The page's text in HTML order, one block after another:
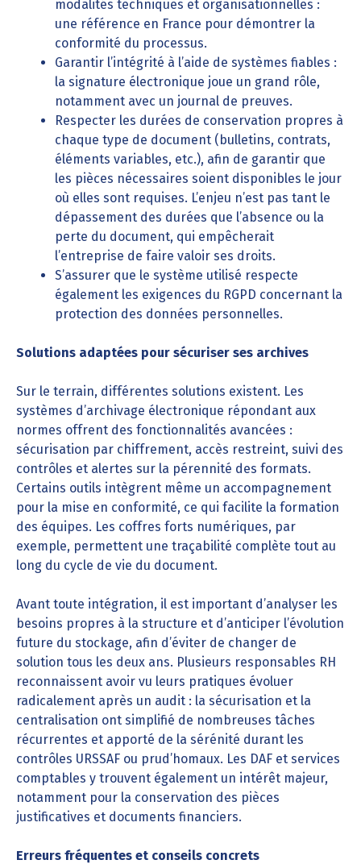
modalités techniques et organisationnelles :
une référence en France pour démontrer la
conformité du processus.
Garantir l’intégrité à l’aide de systèmes fiables :
la signature électronique joue un grand rôle,
notamment avec un journal de preuves.
Respecter les durées de conservation propres à
chaque type de document (bulletins, contrats,
éléments variables, etc.), afin de garantir que
les pièces nécessaires soient disponibles le jour
où elles sont requises. L’enjeu n’est pas tant le
dépassement des durées que l’absence ou la
perte du document, qui empêcherait
l’entreprise de faire valoir ses droits.
S’assurer que le système utilisé respecte
également les exigences du RGPD concernant la
protection des données personnelles.
Solutions adaptées pour sécuriser ses archives
Sur le terrain, différentes solutions existent. Les
systèmes d’archivage électronique répondant aux
normes offrent des fonctionnalités avancées :
sécurisation par chiffrement, accès restreint, suivi des
contrôles et alertes sur la pérennité des formats.
Certains outils intègrent même un accompagnement
pour la mise en conformité, ce qui facilite la formation
des équipes. Les coffres forts numériques, par
exemple, permettent une traçabilité complète tout au
long du cycle de vie du document.
Avant toute intégration, il est important d’analyser les
besoins propres à la structure et d’anticiper l’évolution
future du stockage, afin d’éviter de changer de
solution tous les deux ans. Plusieurs responsables RH
reconnaissent avoir vu leurs pratiques évoluer
radicalement après un audit : la sécurisation et la
centralisation ont simplifié de nombreuses tâches
récurrentes et apporté de la sérénité durant les
contrôles URSSAF ou prud’homaux. Les DAF et services
comptables y trouvent également un intérêt majeur,
notamment pour la conservation des pièces
justificatives et documents financiers.
Erreurs fréquentes et conseils concrets